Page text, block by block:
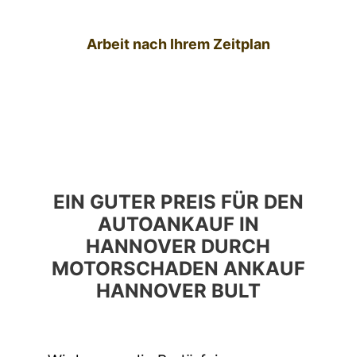
Arbeit nach Ihrem Zeitplan
EIN GUTER PREIS FÜR DEN
AUTOANKAUF IN
HANNOVER DURCH
MOTORSCHADEN ANKAUF
HANNOVER BULT